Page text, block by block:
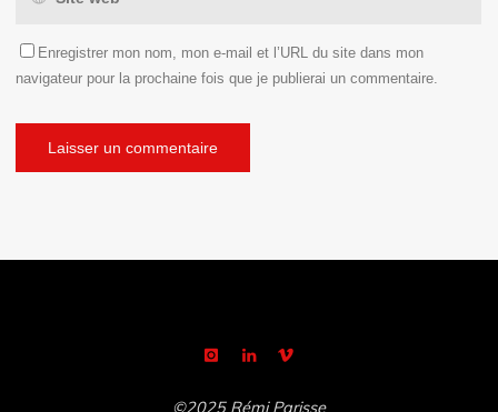
Enregistrer mon nom, mon e-mail et l’URL du site dans mon
navigateur pour la prochaine fois que je publierai un commentaire.